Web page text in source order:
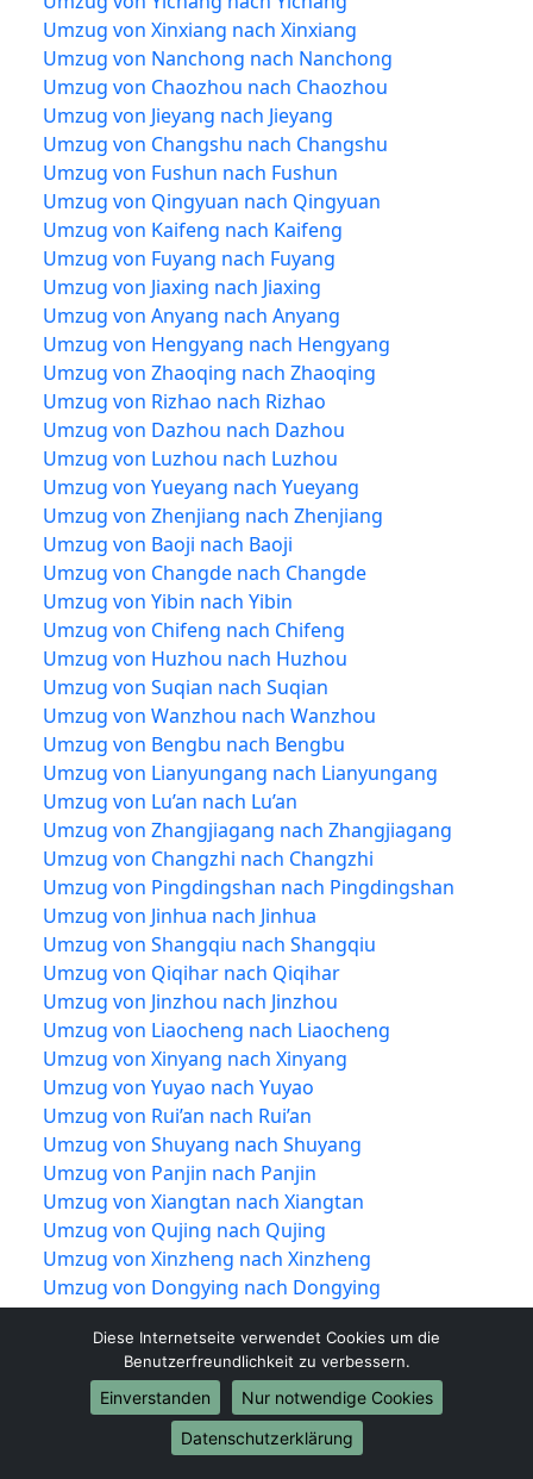
Umzug von Xinxiang nach Xinxiang
Umzug von Nanchong nach Nanchong
Umzug von Chaozhou nach Chaozhou
Umzug von Jieyang nach Jieyang
Umzug von Changshu nach Changshu
Umzug von Fushun nach Fushun
Umzug von Qingyuan nach Qingyuan
Umzug von Kaifeng nach Kaifeng
Umzug von Fuyang nach Fuyang
Umzug von Jiaxing nach Jiaxing
Umzug von Anyang nach Anyang
Umzug von Hengyang nach Hengyang
Umzug von Zhaoqing nach Zhaoqing
Umzug von Rizhao nach Rizhao
Umzug von Dazhou nach Dazhou
Umzug von Luzhou nach Luzhou
Umzug von Yueyang nach Yueyang
Umzug von Zhenjiang nach Zhenjiang
Umzug von Baoji nach Baoji
Umzug von Changde nach Changde
Umzug von Yibin nach Yibin
Umzug von Chifeng nach Chifeng
Umzug von Huzhou nach Huzhou
Umzug von Suqian nach Suqian
Umzug von Wanzhou nach Wanzhou
Umzug von Bengbu nach Bengbu
Umzug von Lianyungang nach Lianyungang
Umzug von Lu’an nach Lu’an
Umzug von Zhangjiagang nach Zhangjiagang
Umzug von Changzhi nach Changzhi
Umzug von Pingdingshan nach Pingdingshan
Umzug von Jinhua nach Jinhua
Umzug von Shangqiu nach Shangqiu
Umzug von Qiqihar nach Qiqihar
Umzug von Jinzhou nach Jinzhou
Umzug von Liaocheng nach Liaocheng
Umzug von Xinyang nach Xinyang
Umzug von Yuyao nach Yuyao
Umzug von Rui’an nach Rui’an
Umzug von Shuyang nach Shuyang
Umzug von Panjin nach Panjin
Umzug von Xiangtan nach Xiangtan
Umzug von Qujing nach Qujing
Umzug von Xinzheng nach Xinzheng
Umzug von Dongying nach Dongying
Umzug von Jiujiang nach Jiujiang
Umzug von Shiyan nach Shiyan
Umzug von Jīngzhōu nach Jīngzhōu
Umzug von Yueqing nach Yueqing
Umzug von Tengzhou nach Tengzhou
Umzug von Nan’an nach Nan’an
Diese Internetseite verwendet Cookies um die
Benutzerfreundlichkeit zu verbessern.
Einverstanden
Nur notwendige Cookies
Datenschutzerklärung